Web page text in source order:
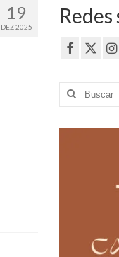
19
DEZ 2025 Redes
Buscar